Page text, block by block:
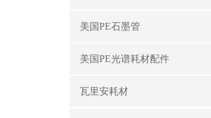
美国PE石墨管
美国PE光谱耗材配件
瓦里安耗材